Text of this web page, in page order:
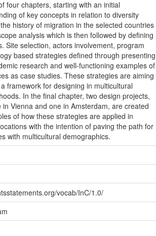
four chapters, starting with an initial
of key concepts in relation to diversity
history of migration in the selected countries
analysis which is then followed by defining
Site selection, actors involvement, program
based strategies defined through presenting
research and well-functioning examples of
as case studies. These strategies are aiming
framework for designing in multicultural
In the final chapter, two design projects,
in Vienna and one in Amsterdam, are created
of how these strategies are applied in
with the intention of paving the path for
with multicultural demographics.
vocab/InC/1.0/